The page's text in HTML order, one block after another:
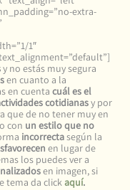
extra-
1″
y no estás muy segura
en cuanto a la
en cuenta cuál es el
cotidianasy por
que de no tener muy en
con un estilo que no
incorrectasegún la
en lugar de
los puedes ver a
en imagen, si
tema da clickaquí.